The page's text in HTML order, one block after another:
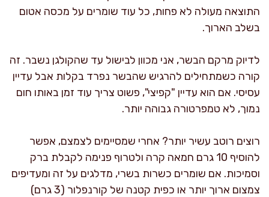
התוצאה מעולה לא פחות, כל עוד שומרים על מכסה אטום
בשלב הארוך.
לדיוק מרקם הבשר, אני מכוון לבישול עד שהקולגן נשבר. זה
קורה כשמתחילים להרגיש שהבשר נפרד בקלות אבל עדיין
עסיסי. אם הוא עדיין "קפיצי", פשוט צריך עוד זמן באותו חום
נמוך, לא טמפרטורה גבוהה יותר.
רוצים רוטב עשיר יותר? אחרי שמסיימים לצמצם, אפשר
להוסיף 10 גרם חמאה קרה ולטרוף פנימה לקבלת ברק
וסמיכות. אם שומרים כשרות בשרי, מדלגים על זה ומעדיפים
צמצום ארוך יותר או כפית קטנה של קורנפלור (3 גרם)